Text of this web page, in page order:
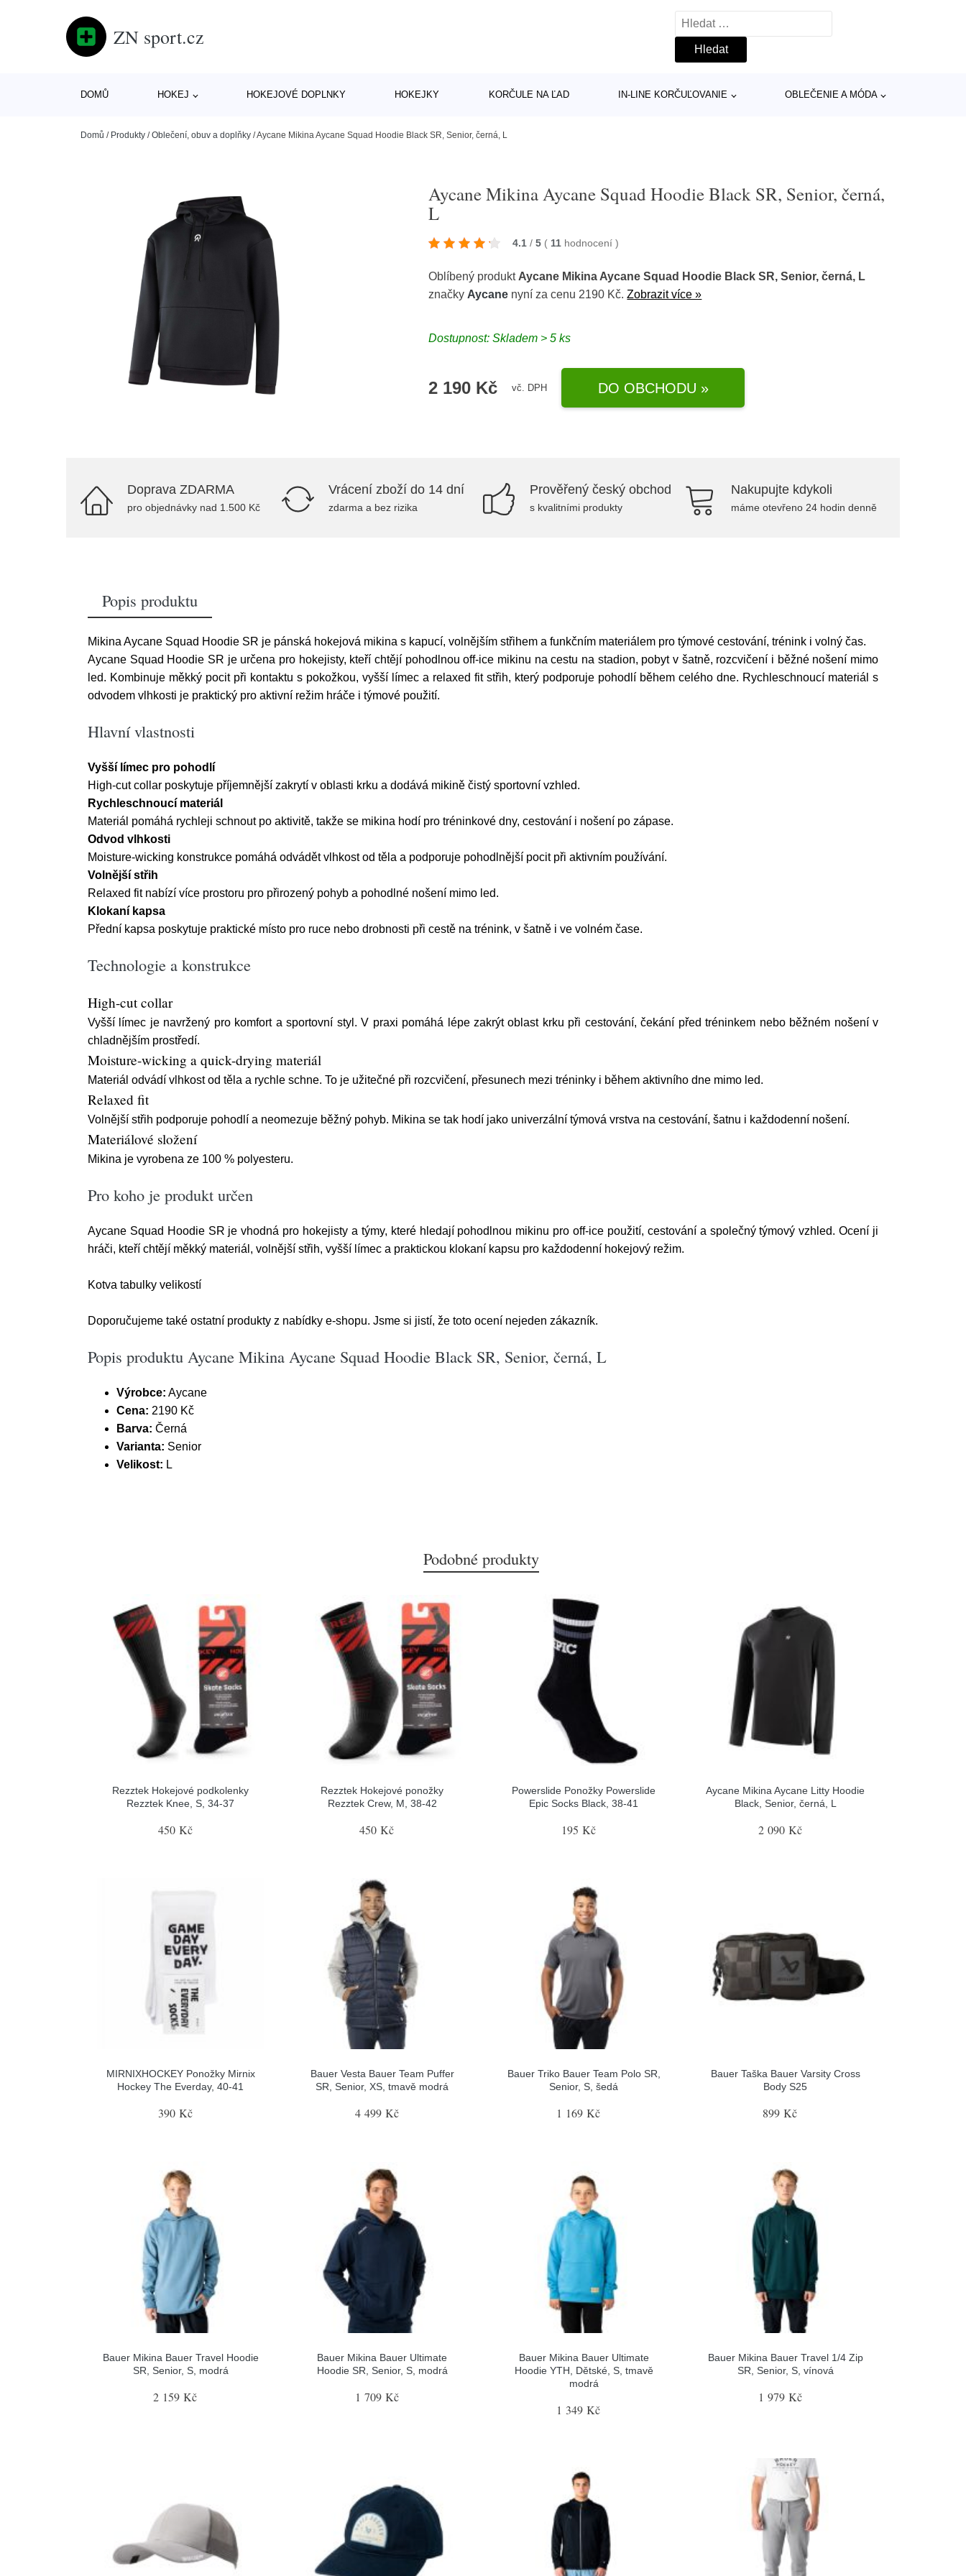
ZN sport.cz
Vyhledávání
DOMŮ HOKEJ HOKEJOVÉ DOPLNKY HOKEJKY KORČULE NA ĽAD IN-LINE KORČUĽOVANIE OBLEČENIE A MÓDA
Domů / Produkty /Oblečení, obuv a doplňky /Aycane Mikina Aycane Squad Hoodie Black SR, Senior, černá, L
Aycane Mikina Aycane Squad Hoodie Black SR, Senior, černá,
L
4.1 / 5 ( 11 hodnocení)
Oblíbený produkt Aycane Mikina Aycane Squad Hoodie Black SR, Senior, černá, L
značky Aycane nyní za cenu 2190 Kč.Zobrazit více »
Dostupnost: Skladem > 5 ks
2 190 Kč vč. DPH DO OBCHODU »
Doprava ZDARMA
pro objednávky nad 1.500 Kč
Vrácení zboží do 14 dní
zdarma a bez rizika
Prověřený český obchod
s kvalitními produkty
Nakupujte kdykoli
máme otevřeno 24 hodin denně
Popis produktu
Mikina Aycane Squad Hoodie SR je pánská hokejová mikina s kapucí, volnějším střihem a funkčním materiálem pro týmové cestování, trénink i volný čas.
Aycane Squad Hoodie SR je určena pro hokejisty, kteří chtějí pohodlnou off-ice mikinu na cestu na stadion, pobyt v šatně, rozcvičení i běžné nošení mimo
led. Kombinuje měkký pocit při kontaktu s pokožkou, vyšší límec a relaxed fit střih, který podporuje pohodlí během celého dne. Rychleschnoucí materiál s
odvodem vlhkosti je praktický pro aktivní režim hráče i týmové použití.
Hlavní vlastnosti
Vyšší límec pro pohodlí
High-cut collar poskytuje příjemnější zakrytí v oblasti krku a dodává mikině čistý sportovní vzhled.
Rychleschnoucí materiál
Materiál pomáhá rychleji schnout po aktivitě, takže se mikina hodí pro tréninkové dny, cestování i nošení po zápase.
Odvod vlhkosti
Moisture-wicking konstrukce pomáhá odvádět vlhkost od těla a podporuje pohodlnější pocit při aktivním používání.
Volnější střih
Relaxed fit nabízí více prostoru pro přirozený pohyb a pohodlné nošení mimo led.
Klokaní kapsa
Přední kapsa poskytuje praktické místo pro ruce nebo drobnosti při cestě na trénink, v šatně i ve volném čase.
Technologie a konstrukce
High-cut collar
Vyšší límec je navržený pro komfort a sportovní styl. V praxi pomáhá lépe zakrýt oblast krku při cestování, čekání před tréninkem nebo běžném nošení v
chladnějším prostředí.
Moisture-wicking a quick-drying materiál
Materiál odvádí vlhkost od těla a rychle schne. To je užitečné při rozcvičení, přesunech mezi tréninky i během aktivního dne mimo led.
Relaxed fit
Volnější střih podporuje pohodlí a neomezuje běžný pohyb. Mikina se tak hodí jako univerzální týmová vrstva na cestování, šatnu i každodenní nošení.
Materiálové složení
Mikina je vyrobena ze 100 % polyesteru.
Pro koho je produkt určen
Aycane Squad Hoodie SR je vhodná pro hokejisty a týmy, které hledají pohodlnou mikinu pro off-ice použití, cestování a společný týmový vzhled. Ocení ji
hráči, kteří chtějí měkký materiál, volnější střih, vyšší límec a praktickou klokaní kapsu pro každodenní hokejový režim.
Kotva tabulky velikostí
Doporučujeme také ostatní produkty z nabídky e-shopu. Jsme si jistí, že toto ocení nejeden zákazník.
Popis produktu Aycane Mikina Aycane Squad Hoodie Black SR, Senior, černá, L
Výrobce: Aycane
Cena: 2190 Kč
Barva: Černá
Varianta: Senior
Velikost: L
Podobné produkty
Rezztek Hokejové podkolenky
Rezztek Knee, S, 34-37
450 Kč
Rezztek Hokejové ponožky
Rezztek Crew, M, 38-42
450 Kč
Powerslide Ponožky Powerslide
Epic Socks Black, 38-41
195 Kč
Aycane Mikina Aycane Litty Hoodie
Black, Senior, černá, L
2 090 Kč
MIRNIXHOCKEY Ponožky Mirnix
Hockey The Everday, 40-41
390 Kč
Bauer Vesta Bauer Team Puffer
SR, Senior, XS, tmavě modrá
4 499 Kč
Bauer Triko Bauer Team Polo SR,
Senior, S, šedá
1 169 Kč
Bauer Taška Bauer Varsity Cross
Body S25
899 Kč
Bauer Mikina Bauer Travel Hoodie
SR, Senior, S, modrá
2 159 Kč
Bauer Mikina Bauer Ultimate
Hoodie SR, Senior, S, modrá
1 709 Kč
Bauer Mikina Bauer Ultimate
Hoodie YTH, Dětské, S, tmavě
modrá
1 349 Kč
Bauer Mikina Bauer Travel 1/4 Zip
SR, Senior, S, vínová
1 979 Kč